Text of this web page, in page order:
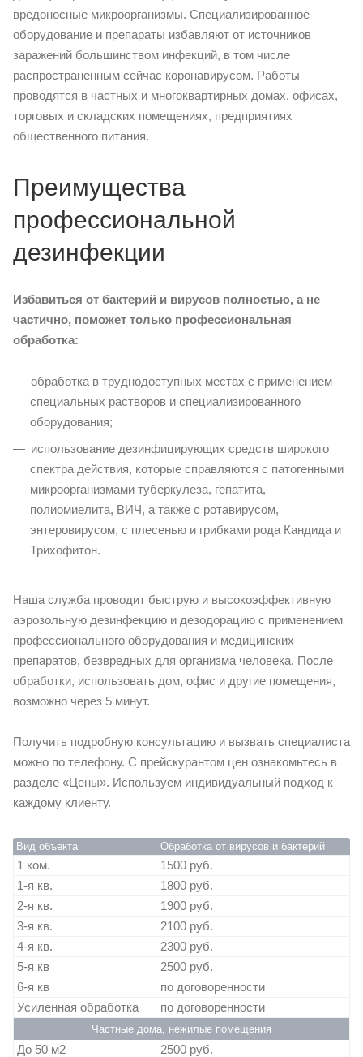
вредоносные микроорганизмы. Специализированное
оборудование и препараты избавляют от источников
заражений большинством инфекций, в том числе
распространенным сейчас коронавирусом. Работы
проводятся в частных и многоквартирных домах, офисах,
торговых и складских помещениях, предприятиях
общественного питания.
Преимущества
профессиональной
дезинфекции
Избавиться от бактерий и вирусов полностью, а не
частично, поможет только профессиональная
обработка:
обработка в труднодоступных местах с применением
специальных растворов и специализированного
оборудования;
использование дезинфицирующих средств широкого
спектра действия, которые справляются с патогенными
микроорганизмами туберкулеза, гепатита,
полиомиелита, ВИЧ, а также с ротавирусом,
энтеровирусом, с плесенью и грибками рода Кандида и
Трихофитон.
Наша служба проводит быструю и высокоэффективную
аэрозольную дезинфекцию и дезодорацию с применением
профессионального оборудования и медицинских
препаратов, безвредных для организма человека. После
обработки, использовать дом, офис и другие помещения,
возможно через 5 минут.
Получить подробную консультацию и вызвать специалиста
можно по телефону. С прейскурантом цен ознакомьтесь в
разделе «Цены». Используем индивидуальный подход к
каждому клиенту.
Вид объекта Обработка от вирусов и бактерий
1 ком.
1500 руб.
1-я кв.
1800 руб.
2-я кв.
1900 руб.
3-я кв.
2100 руб.
4-я кв.
2300 руб.
5-я кв
2500 руб.
6-я кв
по договоренности
Усиленная обработка
по договоренности
Частные дома, нежилые помещения
До 50 м2
2500 руб.